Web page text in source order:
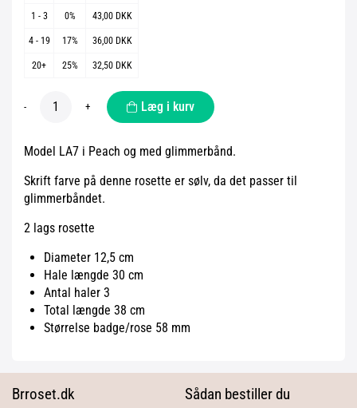
1 - 3 0% 43,00 DKK
4 - 19 17% 36,00 DKK
20+ 25% 32,50 DKK
- + Læg i kurv
Model LA7 i Peach og med glimmerbånd.
Skrift farve på denne rosette er sølv, da det passer til
glimmerbåndet.
2 lags rosette
Diameter 12,5 cm
Hale længde 30 cm
Antal haler 3
Total længde 38 cm
Størrelse badge/rose 58 mm
Brroset.dk Sådan bestiller du